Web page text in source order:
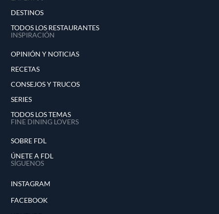
DESTINOS
TODOS LOS RESTAURANTES
INSPIRACIÓN
OPINIÓN Y NOTICIAS
RECETAS
CONSEJOS Y TRUCOS
SERIES
TODOS LOS TEMAS
FINE DINING LOVERS
SOBRE FDL
ÚNETE A FDL
SÍGUENOS
INSTAGRAM
FACEBOOK